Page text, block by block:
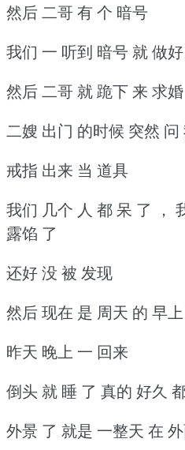
然后 二哥 有 个 暗号
我们 一 听到 暗号 就 做
然后 二哥 就 跪下 来 求婚
二嫂 出门 的时候 突然 问
戒指 出来 当 道具
我们 几个 人 都 呆 了 ，
露馅 了
还好 没 被 发现
然后 现在 是 周天 的 早
昨天 晚上 一 回来
倒头 就 睡 了 真的 好久
外景 了 就是 一整天 在